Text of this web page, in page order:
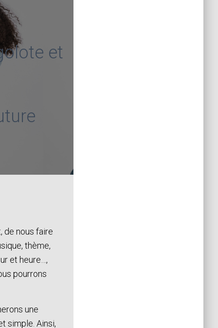
et
de nous faire
thème,
et heure…,
pourrons
une
simple. Ainsi,